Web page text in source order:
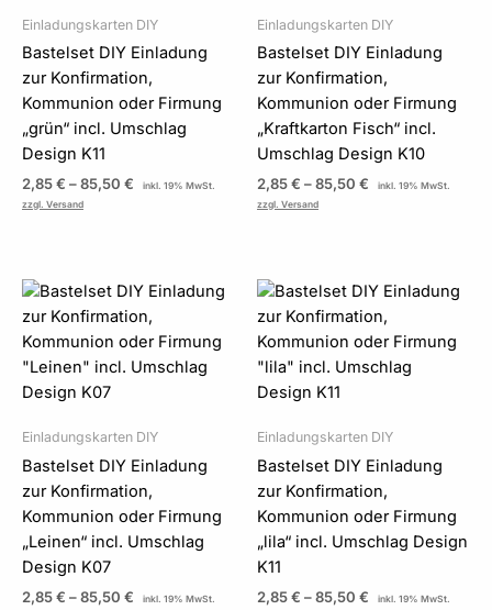
Einladungskarten DIY
Bastelset DIY Einladung
zur Konfirmation,
Kommunion oder Firmung
„grün“ incl. Umschlag
Design K11
2,85€ –85,50 €
inkl. 19% MwSt.
zzgl. Versand
Einladungskarten DIY
Bastelset DIY Einladung
zur Konfirmation,
Kommunion oder Firmung
„Kraftkarton Fisch“ incl.
Umschlag Design K10
2,85€ –85,50 €
inkl. 19% MwSt.
zzgl. Versand
Einladungskarten DIY
Bastelset DIY Einladung
zur Konfirmation,
Kommunion oder Firmung
„Leinen“ incl. Umschlag
Design K07
2,85€ –85,50 €
Preisspanne:
bis
85,50 €
inkl. 19% MwSt.
Einladungskarten DIY
Bastelset DIY Einladung
zur Konfirmation,
Kommunion oder Firmung
„lila“ incl. Umschlag Design
K11
2,85€ –85,50 €
Preisspanne:
bis
85,50 €
inkl. 19% MwSt.